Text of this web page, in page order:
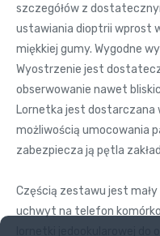
szczegółów z
ustawiania dioptrii wprost
miękkiej gumy. Wygodne
Wyostrzenie jest
obserwowanie nawet
Lornetka jest
możliwością umocowania
zabezpiecza ją pętla
Częścią zestawu jest
uchwyt na telefon